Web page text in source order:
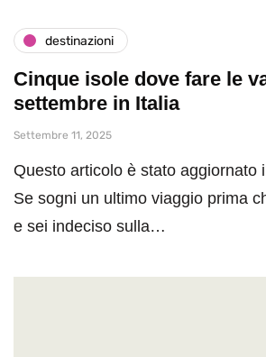
destinazioni
Cinque isole dove fare le
settembre in Italia
Settembre 11, 2025
Questo articolo è stato aggiornato
Se sogni un ultimo viaggio prima
e sei indeciso sulla…